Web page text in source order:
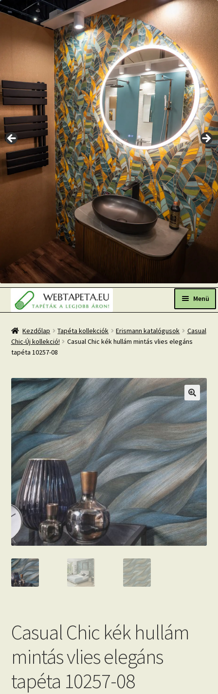
Ugrás
a
navigációhoz
Kilépés
a
tartalomba Menü
Népszerű tapéták
Tapéta BLOG
Mi az a fotótapéta?
Tapétázási tanácsok
Beton hatású tapéták
Kapcsolat
Kezdőlap Tapéta kollekciók Erismann katalógusok
Casual
Chic-Új kollekció!
Casual Chic kék hullám mintás vlies elegáns
tapéta 10257-08
Casual Chic kék hullám
mintás vlies elegáns
tapéta 10257-08